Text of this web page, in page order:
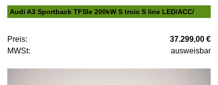
Audi A3 Sportback TFSIe 200kW S troic S line LED/ACC/
Preis:
37.299,00 €
MWSt:
ausweisbar